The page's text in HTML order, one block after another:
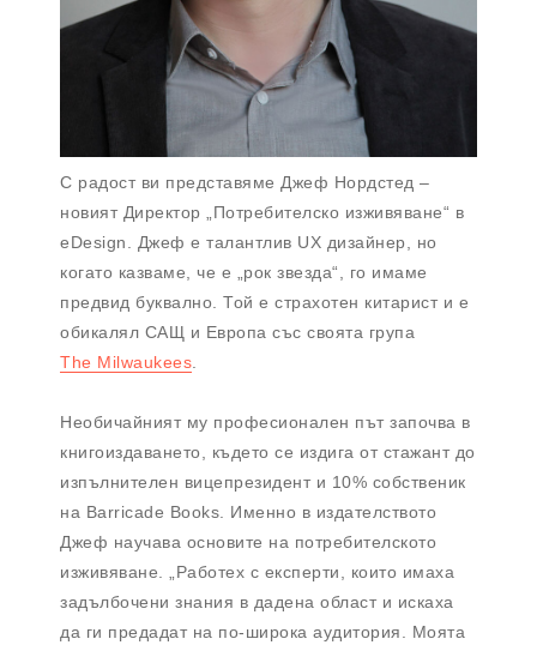
С радост ви представяме Джеф Нордстед –
новият Директор „Потребителско изживяване“ в
eDesign. Джеф е талантлив UX дизайнер, но
когато казваме, че е „рок звезда“, го имаме
предвид буквално. Той е страхотен китарист и е
обикалял САЩ и Европа със своята група
The Milwaukees.
Необичайният му професионален път започва в
книгоиздаването, където се издига от стажант до
изпълнителен вицепрезидент и 10% собственик
на Barricade Books. Именно в издателството
Джеф научава основите на потребителското
изживяване. „Работех с експерти, които имаха
задълбочени знания в дадена област и искаха
да ги предадат на по-широка аудитория. Моята